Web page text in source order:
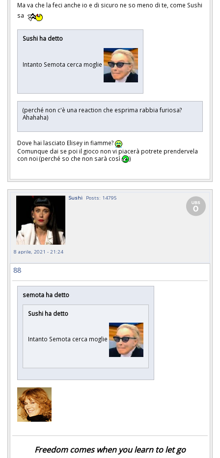
Ma va che la feci anche io e di sicuro ne so meno di te, come Sushi
sa
Sushi ha detto
Intanto Semota cerca moglie
(perché non c'è una reaction che esprima rabbia furiosa?
Ahahaha)
Dove hai lasciato Elisey in fiamme?
Comunque dai se poi il gioco non vi piacerà potrete prendervela
con noi (perché so che non sarà così
)
Sushi Posts: 14795
8 aprile, 2021 - 21:24
88
semota ha detto
Sushi ha detto
Intanto Semota cerca moglie
Freedom comes when you learn to let go